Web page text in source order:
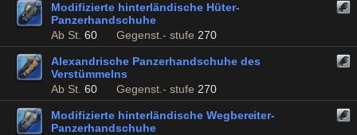
Modifizierte hinterländische Hüter-
Panzerhandschuhe
Ab St. 60 Gegenst.- stufe 270
Alexandrische Panzerhandschuhe des
Verstümmelns
Ab St. 60 Gegenst.- stufe 270
Modifizierte hinterländische Wegbereiter-
Panzerhandschuhe